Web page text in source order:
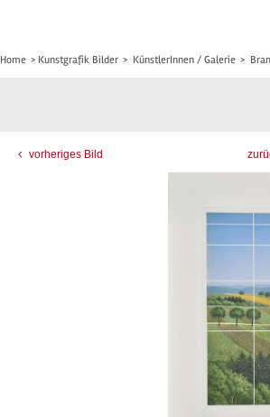
Home > Kunstgrafik Bilder > KünstlerInnen / Galerie >
vorheriges Bild